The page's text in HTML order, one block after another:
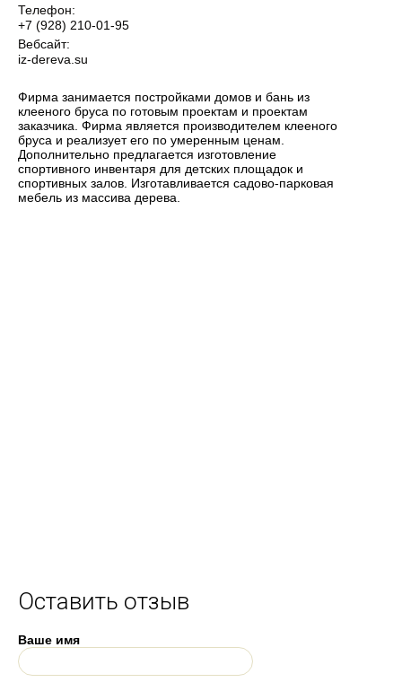
Телефон:
+7 (928) 210-01-95
Вебсайт:
iz-dereva.su
Фирма занимается постройками домов и бань из
клееного бруса по готовым проектам и проектам
заказчика. Фирма является производителем клееного
бруса и реализует его по умеренным ценам.
Дополнительно предлагается изготовление
спортивного инвентаря для детских площадок и
спортивных залов. Изготавливается садово-парковая
мебель из массива дерева.
Оставить отзыв
Ваше имя